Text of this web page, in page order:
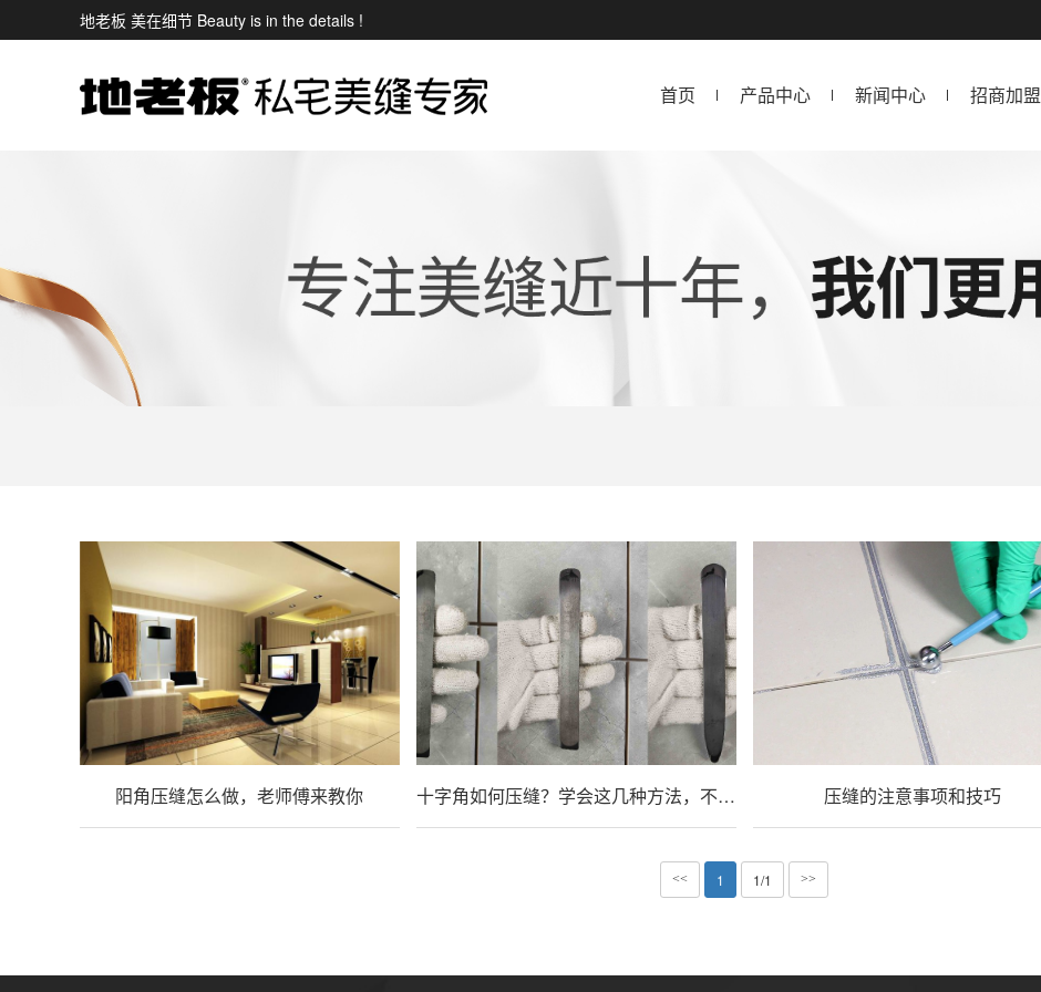
地老板 美在细节 Beauty is in the details !
首页 产品中心 新闻中心 招商加盟
阳角压缝怎么做，老师傅来教你 十字角如何压缝？学会这几种方法，不用愁 压缝的注意事项和技巧
<< 1 1/1 >>